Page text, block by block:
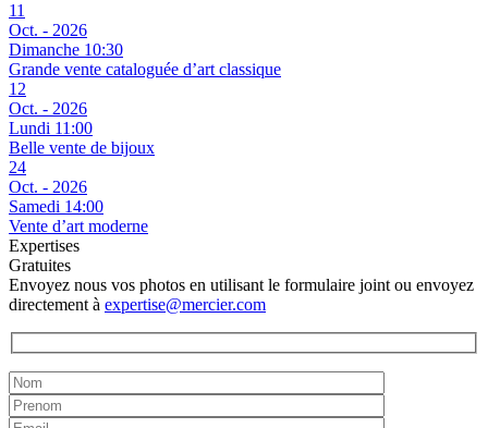
11
Oct. - 2026
Dimanche 10:30
Grande vente cataloguée d’art classique
12
Oct. - 2026
Lundi 11:00
Belle vente de bijoux
24
Oct. - 2026
Samedi 14:00
Vente d’art moderne
Expertises
Gratuites
Envoyez nous vos photos en utilisant le formulaire joint ou envoyez
directement à expertise@mercier.com